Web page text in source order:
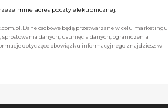
mnie adres poczty elektronicznej.
Dane osobowe będą przetwarzane w celu marketingu
sprostowania danych, usunięcia danych, ograniczenia
dotyczące obowiązku informacyjnego znajdziesz w